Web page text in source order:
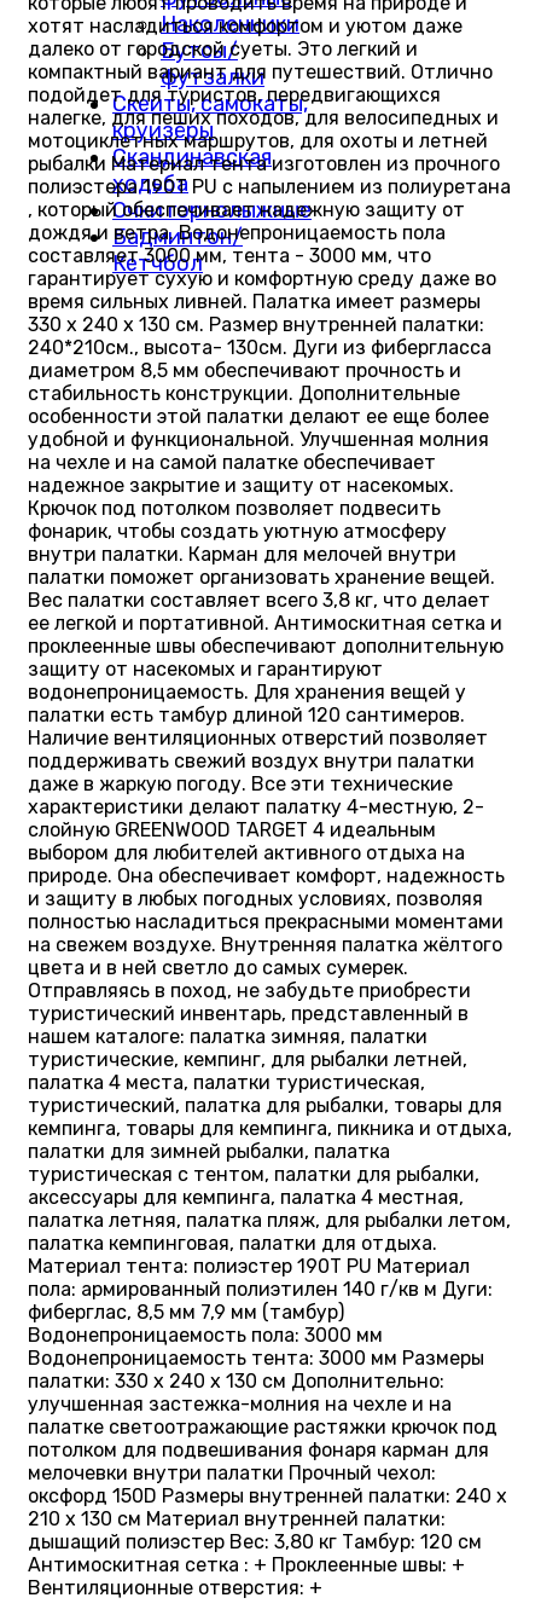
Наколенники
Бутсы/
футзалки
Скейты, самокаты,
круизёры
Скандинавская
ходьба
Очки горнолыжные
Бадминтон/
Кетчбол
хотят насладиться комфортом и уютом даже
далеко от городской суеты. Это легкий и
компактный вариант для путешествий. Отлично
подойдет для туристов, передвигающихся
налегке, для пеших походов, для велосипедных и
мотоциклетных маршрутов, для охоты и летней
рыбалки Материал тента изготовлен из прочного
полиэстера 190T PU с напылением из полиуретана
, который обеспечивает надежную защиту от
дождя и ветра. Водонепроницаемость пола
составляет 3000 мм, тента - 3000 мм, что
гарантирует сухую и комфортную среду даже во
время сильных ливней. Палатка имеет размеры
330 х 240 х 130 см. Размер внутренней палатки:
240*210см., высота- 130см. Дуги из фибергласса
диаметром 8,5 мм обеспечивают прочность и
стабильность конструкции. Дополнительные
особенности этой палатки делают ее еще более
удобной и функциональной. Улучшенная молния
на чехле и на самой палатке обеспечивает
надежное закрытие и защиту от насекомых.
Крючок под потолком позволяет подвесить
фонарик, чтобы создать уютную атмосферу
внутри палатки. Карман для мелочей внутри
палатки поможет организовать хранение вещей.
Вес палатки составляет всего 3,8 кг, что делает
ее легкой и портативной. Антимоскитная сетка и
проклеенные швы обеспечивают дополнительную
защиту от насекомых и гарантируют
водонепроницаемость. Для хранения вещей у
палатки есть тамбур длиной 120 сантимеров.
Наличие вентиляционных отверстий позволяет
поддерживать свежий воздух внутри палатки
даже в жаркую погоду. Все эти технические
характеристики делают палатку 4-местную, 2-
слойную GREENWOOD TARGET 4 идеальным
выбором для любителей активного отдыха на
природе. Она обеспечивает комфорт, надежность
и защиту в любых погодных условиях, позволяя
полностью насладиться прекрасными моментами
на свежем воздухе. Внутренняя палатка жёлтого
цвета и в ней светло до самых сумерек.
Отправляясь в поход, не забудьте приобрести
туристический инвентарь, представленный в
нашем каталоге: палатка зимняя, палатки
туристические, кемпинг, для рыбалки летней,
палатка 4 места, палатки туристическая,
туристический, палатка для рыбалки, товары для
кемпинга, товары для кемпинга, пикника и отдыха,
палатки для зимней рыбалки, палатка
туристическая с тентом, палатки для рыбалки,
аксессуары для кемпинга, палатка 4 местная,
палатка летняя, палатка пляж, для рыбалки летом,
палатка кемпинговая, палатки для отдыха.
Материал тента: полиэстер 190T PU Материал
пола: армированный полиэтилен 140 г/кв м Дуги:
фиберглас, 8,5 мм 7,9 мм (тамбур)
Водонепроницаемость пола: 3000 мм
Водонепроницаемость тента: 3000 мм Размеры
палатки: 330 х 240 х 130 см Дополнительно:
улучшенная застежка-молния на чехле и на
палатке светоотражающие растяжки крючок под
потолком для подвешивания фонаря карман для
мелочевки внутри палатки Прочный чехол:
оксфорд 150D Размеры внутренней палатки: 240 х
210 х 130 см Материал внутренней палатки:
дышащий полиэстер Вес: 3,80 кг Тамбур: 120 см
Антимоскитная сетка : + Проклеенные швы: +
Вентиляционные отверстия: +